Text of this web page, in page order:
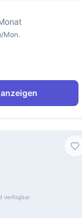
Mon.